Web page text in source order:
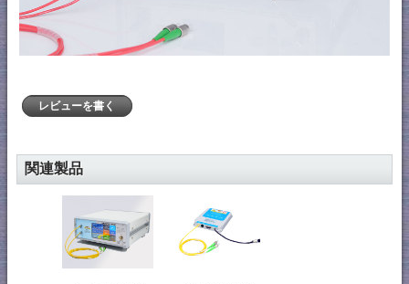
レビューを書く
関連製品